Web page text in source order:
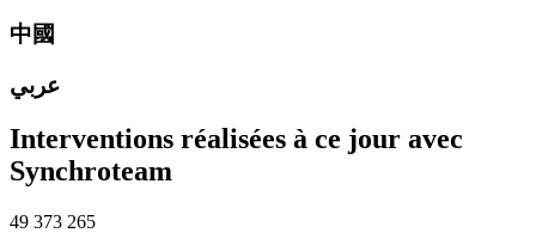
中國
عربي
Interventions réalisées à ce jour avec
Synchroteam
49 373 265